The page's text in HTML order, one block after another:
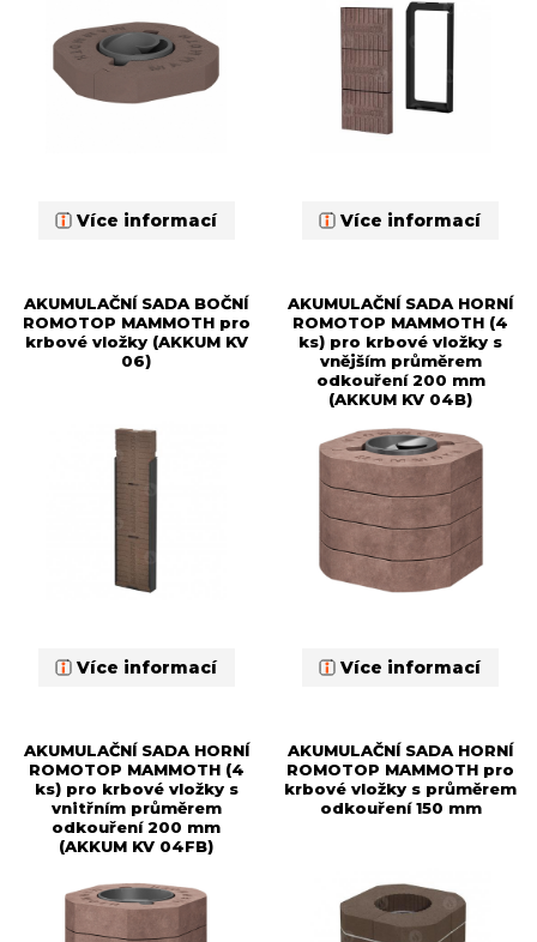
Více informací Více informací
AKUMULAČNÍ SADA BOČNÍ
ROMOTOP MAMMOTH pro
krbové vložky (AKKUM KV
06)
Více informací
AKUMULAČNÍ SADA HORNÍ
ROMOTOP MAMMOTH (4
ks) pro krbové vložky s
vnějším průměrem
odkouření 200 mm
(AKKUM KV 04B)
Více informací
AKUMULAČNÍ SADA HORNÍ
ROMOTOP MAMMOTH (4
ks) pro krbové vložky s
vnitřním průměrem
odkouření 200 mm
(AKKUM KV 04FB)
AKUMULAČNÍ SADA HORNÍ
ROMOTOP MAMMOTH pro
krbové vložky s průměrem
odkouření 150 mm